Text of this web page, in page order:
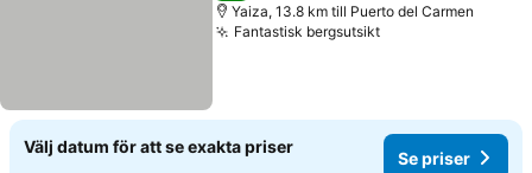
Yaiza, 13.8 km till Puerto del Carmen
Fantastisk bergsutsiktSe priser
Välj datum för att se exakta priser
Se priser